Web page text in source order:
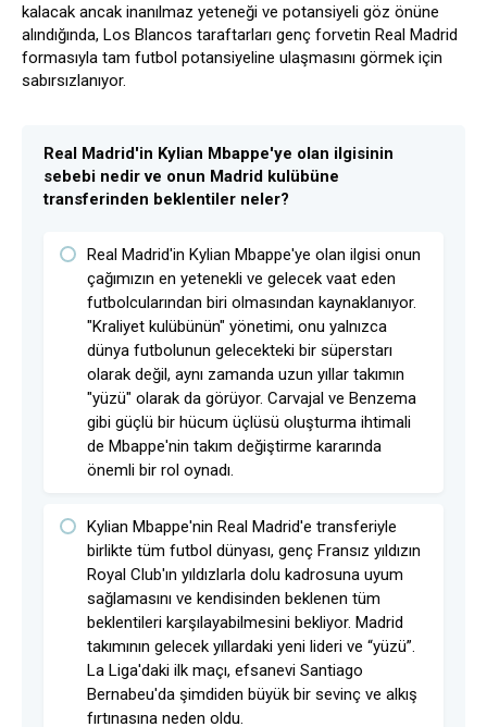
kalacak ancak inanılmaz yeteneği ve potansiyeli göz önüne
alındığında, Los Blancos taraftarları genç forvetin Real Madrid
formasıyla tam futbol potansiyeline ulaşmasını görmek için
sabırsızlanıyor.
Real Madrid'in Kylian Mbappe'ye olan ilgisinin
sebebi nedir ve onun Madrid kulübüne
transferinden beklentiler neler?
Real Madrid'in Kylian Mbappe'ye olan ilgisi onun
çağımızın en yetenekli ve gelecek vaat eden
futbolcularından biri olmasından kaynaklanıyor.
"Kraliyet kulübünün" yönetimi, onu yalnızca
dünya futbolunun gelecekteki bir süperstarı
olarak değil, aynı zamanda uzun yıllar takımın
"yüzü" olarak da görüyor. Carvajal ve Benzema
gibi güçlü bir hücum üçlüsü oluşturma ihtimali
de Mbappe'nin takım değiştirme kararında
önemli bir rol oynadı.
Kylian Mbappe'nin Real Madrid'e transferiyle
birlikte tüm futbol dünyası, genç Fransız yıldızın
Royal Club'ın yıldızlarla dolu kadrosuna uyum
sağlamasını ve kendisinden beklenen tüm
beklentileri karşılayabilmesini bekliyor. Madrid
takımının gelecek yıllardaki yeni lideri ve “yüzü”.
La Liga'daki ilk maçı, efsanevi Santiago
Bernabeu'da şimdiden büyük bir sevinç ve alkış
fırtınasına neden oldu.